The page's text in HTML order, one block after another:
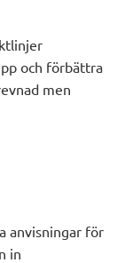
och förbättra
men
anvisningar för
in